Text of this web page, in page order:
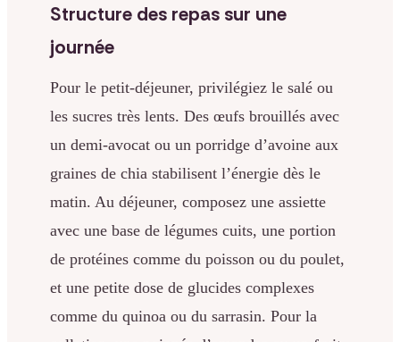
Structure des repas sur une
journée
Pour le petit-déjeuner, privilégiez le salé ou
les sucres très lents. Des œufs brouillés avec
un demi-avocat ou un porridge d’avoine aux
graines de chia stabilisent l’énergie dès le
matin. Au déjeuner, composez une assiette
avec une base de légumes cuits, une portion
de protéines comme du poisson ou du poulet,
et une petite dose de glucides complexes
comme du quinoa ou du sarrasin. Pour la